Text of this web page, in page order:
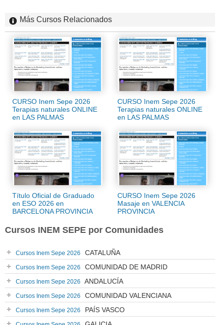
Más Cursos Relacionados
CURSO Inem Sepe 2026
Terapias naturales ONLINE
en LAS PALMAS
CURSO Inem Sepe 2026
Terapias naturales ONLINE
en LAS PALMAS
Título Oficial de Graduado
en ESO 2026 en
BARCELONA PROVINCIA
CURSO Inem Sepe 2026
Masaje en VALENCIA
PROVINCIA
Cursos INEM SEPE por Comunidades
Cursos Inem Sepe 2026 CATALUÑA
Cursos Inem Sepe 2026 COMUNIDAD DE MADRID
Cursos Inem Sepe 2026 ANDALUCÍA
Cursos Inem Sepe 2026 COMUNIDAD VALENCIANA
Cursos Inem Sepe 2026 PAÍS VASCO